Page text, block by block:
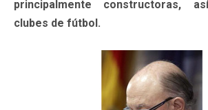
principalmente constructoras,
clubes de fútbol.